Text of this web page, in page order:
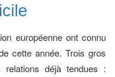
européenne ont connu
cette année. Trois gros
déjà tendues :